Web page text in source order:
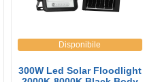
Disponibile
300W Led Solar Floodlight